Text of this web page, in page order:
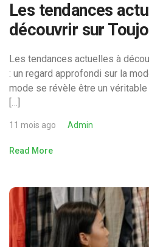
Les tendances
découvrir sur
Les tendances actuelles à
: un regard approfondi sur la
mode se révèle être un véritable
[…]
11 mois ago Admin
Read More